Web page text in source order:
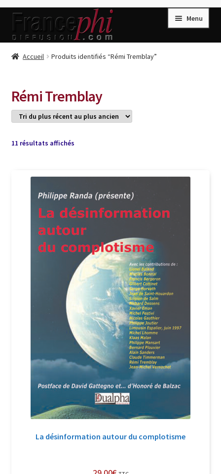
Aller
la
Aller
contenu
Menu
Accueil
Caisse
Conditions de Vente
Connection
Listes d’Envies
Livres de Peter Randa
Livres de Philippe Randa
Login Customizer
Newsletter
Politique de confidentialité et cookies
Qui sommes-nous ?
Soutien à Philippe Randa
Suivi de la Commande
Accueil Produits identifiés “Rémi Tremblay”
Rémi Tremblay
11 résultats affichésTrié
récent
plus
ancien
La désinformation autour du complotisme